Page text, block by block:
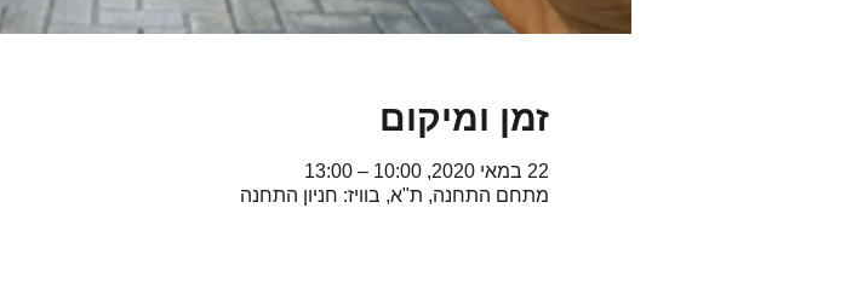
זמן ומיקום
22 במאי 2020, 10:00 – 13:00
מתחם התחנה, ת"א, בוויז: חניון התחנה